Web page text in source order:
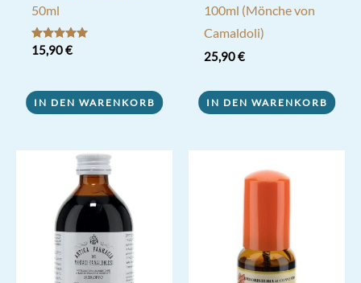
50ml
Bewertet mit
5.00
15,90€
IN DEN WARENKORB
100ml (Mönche von
Camaldoli)
25,90€
IN DEN WARENKORB